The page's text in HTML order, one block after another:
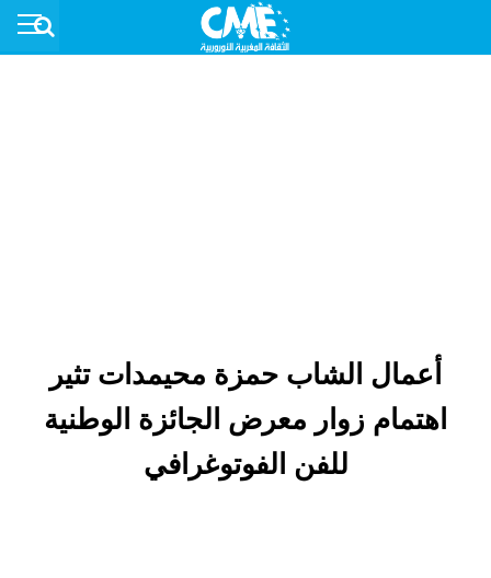
أعمال الشاب حمزة محيمدات تثير
اهتمام زوار معرض الجائزة الوطنية
للفن الفوتوغرافي